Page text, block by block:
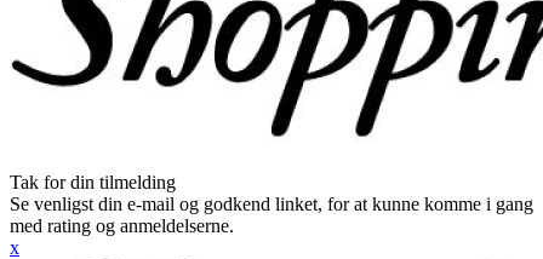
Tak for din tilmelding
Se venligst din e-mail og godkend linket, for at kunne komme i gang
med rating og anmeldelserne.
x